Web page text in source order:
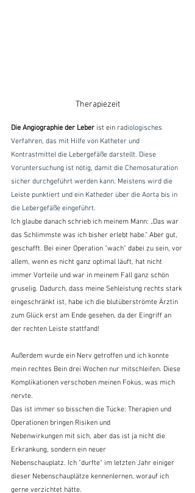
Therapiezeit
Die Angiographie der Leber ist ein radiologisches
Verfahren, das mit Hilfe von Katheter und
Kontrastmittel die Lebergefäße darstellt. Diese
Voruntersuchung ist nötig, damit die Chemosaturation
sicher durchgeführt werden kann. Meistens wird die
Leiste punktiert und ein Katheder über die Aorta bis in
die Lebergefäße eingeführt.
Ich glaube danach schrieb ich meinem Mann: „Das war
das Schlimmste was ich bisher erlebt habe.“ Aber gut,
geschafft. Bei einer Operation "wach" dabei zu sein, vor
allem, wenn es nicht ganz optimal läuft, hat nicht
immer Vorteile und war in meinem Fall ganz schön
gruselig. Dadurch, dass meine Sehleistung rechts stark
eingeschränkt ist, habe ich die blutüberströmte Ärztin
zum Glück erst am Ende gesehen, da der Eingriff an
der rechten Leiste stattfand!
Außerdem wurde ein Nerv getroffen und ich konnte
mein rechtes Bein drei Wochen nur mitschleifen. Diese
Komplikationen verschoben meinen Fokus, was mich
nervte.
Das ist immer so bisschen die Tücke: Therapien und
Operationen bringen Risiken und
Nebenwirkungen mit sich, aber das ist ja nicht die
Erkrankung, sondern ein neuer
Nebenschauplatz. Ich "durfte" im letzten Jahr einiger
dieser Nebenschauplätze kennenlernen, worauf ich
gerne verzichtet hätte.